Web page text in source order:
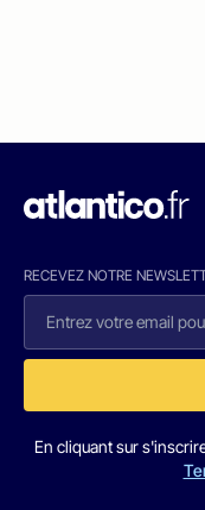
RECEVEZ NOTRE
En cliquant sur